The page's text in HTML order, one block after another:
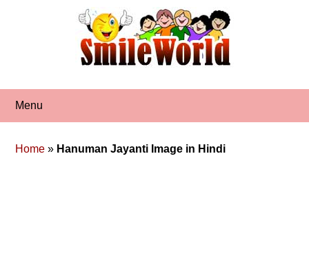
Menu
Home » Hanuman Jayanti Image in Hindi